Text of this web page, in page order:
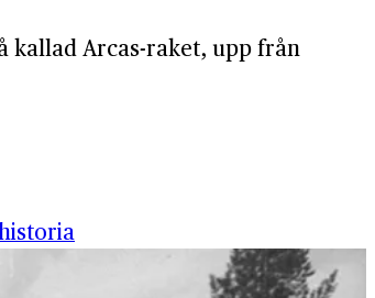
kallad Arcas-raket, upp från